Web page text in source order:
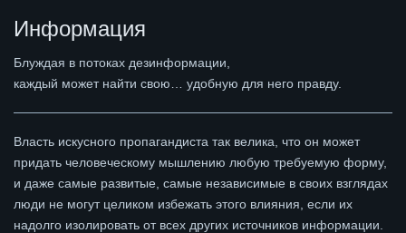
Информация
Блуждая в потоках дезинформации,
каждый может найти свою… удобную для него правду.
Власть искусного пропагандиста так велика, что он может
придать человеческому мышлению любую требуемую форму,
и даже самые развитые, самые независимые в своих взглядах
люди не могут целиком избежать этого влияния, если их
надолго изолировать от всех других источников информации.